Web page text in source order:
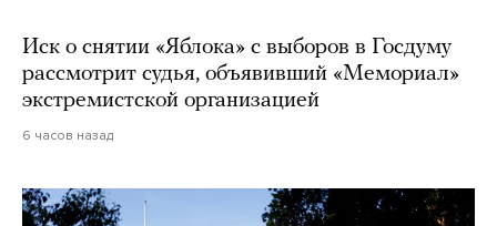
Иск о снятии «Яблока» с выборов в Госдуму
рассмотрит судья, объявивший «Мемориал»
экстремистской организацией
6 часов назад